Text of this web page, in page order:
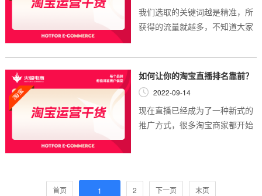
我们选取的关键词越是精准，所
获得的流量就越多，不知道大家
足够的了解，优秀的店铺的流量
来源，比例是免费搜索流量一定
大于付费流量。...
如何让你的淘宝直播排名靠前？
2022-09-14
现在直播已经成为了一种新式的
推广方式，很多淘宝商家都开始
名担忧，为顾客...
首页 1 2 下一页 末页